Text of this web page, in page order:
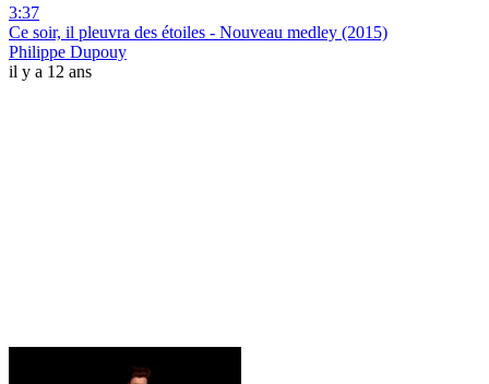
3:37
Ce soir, il pleuvra des étoiles - Nouveau medley (2015)
Philippe Dupouy
il y a 12 ans